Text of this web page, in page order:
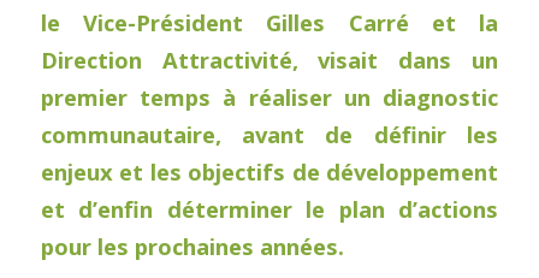
le Vice-Président Gilles Carré et la
Direction Attractivité, visait dans un
premier temps à réaliser un diagnostic
communautaire, avant de définir les
enjeux et les objectifs de développement
et d’enfin déterminer le plan d’actions
pour les prochaines années.